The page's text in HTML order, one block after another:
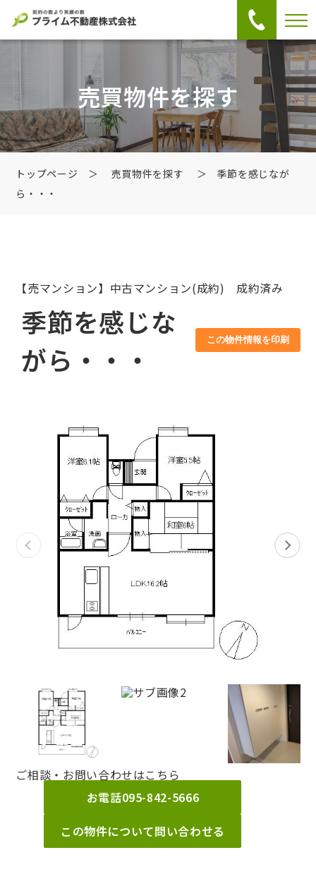
売買物件を探す
トップページ ＞ 売買物件を探す
＞ 季節を感じなが
ら・・・
【売マンション】中古マンション(成約) 成約済み
季節を感じな
がら・・・
この物件情報を印刷
ご相談・お問い合わせはこちら
お電話095-842-5666
この物件について問い合わせる